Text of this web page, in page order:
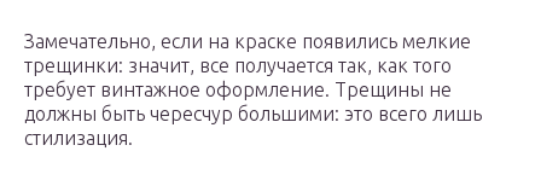
Замечательно, если на краске появились мелкие
трещинки: значит, все получается так, как того
требует винтажное оформление. Трещины не
должны быть чересчур большими: это всего лишь
стилизация.